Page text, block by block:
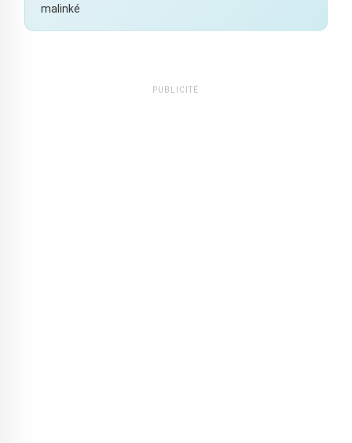
malinké
PUBLICITÉ